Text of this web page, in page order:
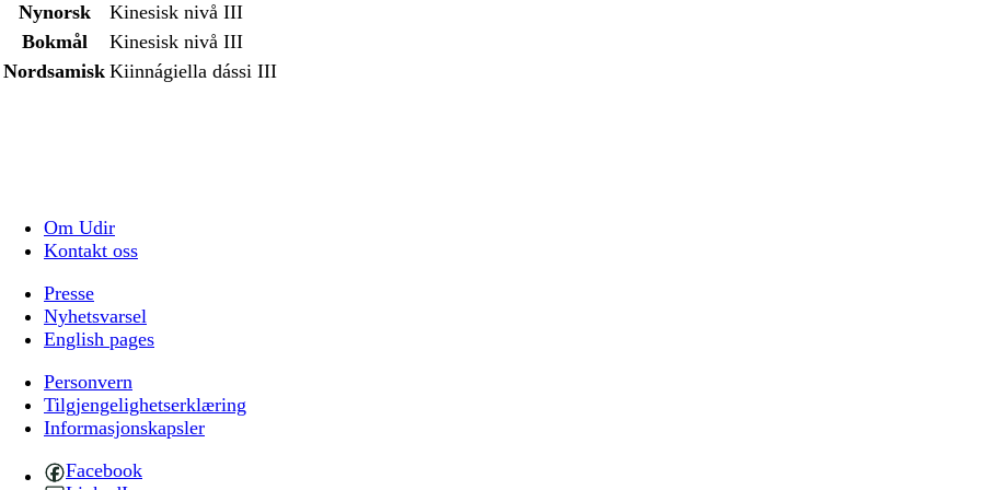
Nynorsk
Kinesisk nivå III
Bokmål
Kinesisk nivå III
Nordsamisk Kiinnágiella dássi III
Om Udir
Kontakt oss
Presse
Nyhetsvarsel
English pages
Personvern
Tilgjengelighetserklæring
Informasjonskapsler
Facebook